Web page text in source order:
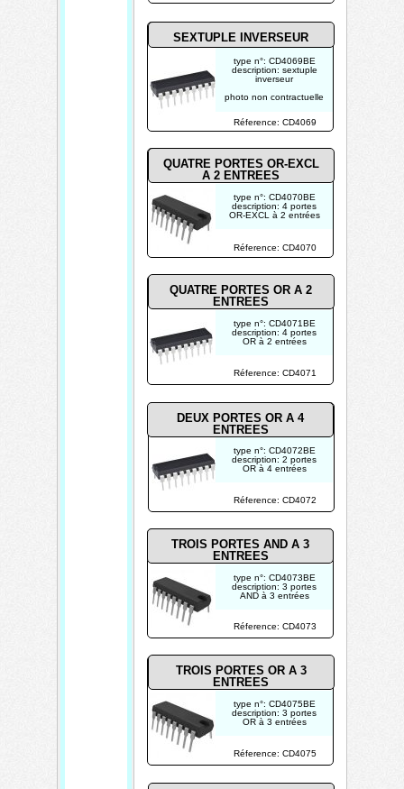
type n°: CD4069BE
description: sextuple
inverseur
photo non contractuelle
type n°: CD4071BE
description: 4 portes
OR à 2 entrées
type n°: CD4070BE
description: 4 portes
OR-EXCL à 2 entrées
type n°: CD4072BE
description: 2 portes
OR à 4 entrées
type n°: CD4073BE
description: 3 portes
AND à 3 entrées
Réference: CD4073
Réference: CD4069
Réference: CD4071
Réference: CD4070
Réference: CD4072
Réference: CD4075
type n°: CD4075BE
description: 3 portes
OR à 3 entrées
SEXTUPLE INVERSEUR
QUATRE PORTES OR-EXCL
A 2 ENTREES
DEUX PORTES OR A 4
ENTREES
QUATRE PORTES OR A 2
ENTREES
TROIS PORTES AND A 3
ENTREES
TROIS PORTES OR A 3
ENTREES